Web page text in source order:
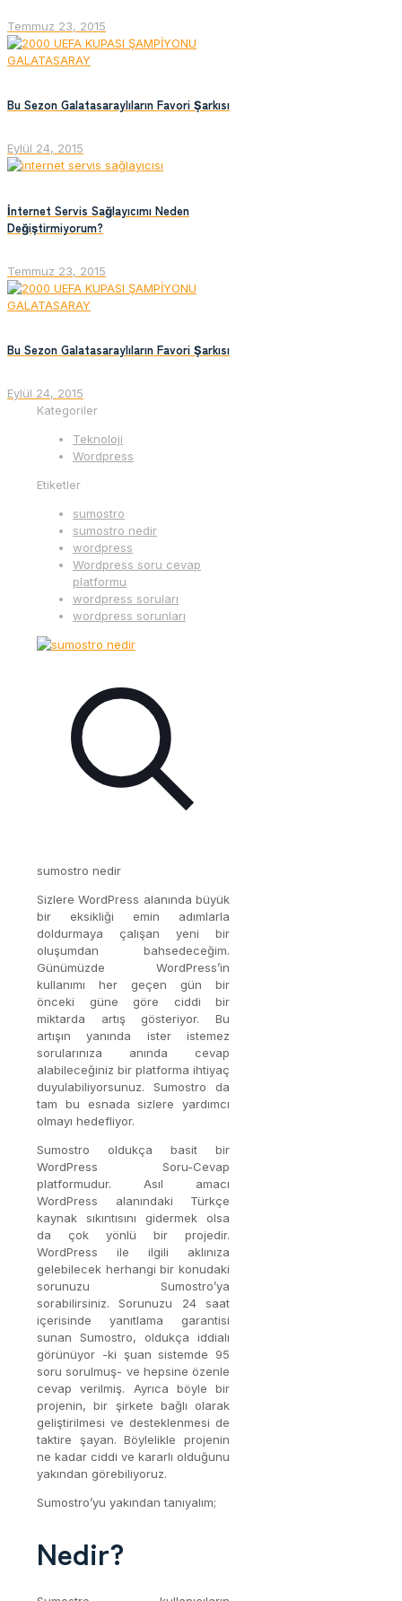
Temmuz 23, 2015
Bu Sezon Galatasaraylıların Favori Şarkısı
Eylül 24, 2015
İnternet Servis Sağlayıcımı Neden
Değiştirmiyorum?
Temmuz 23, 2015
Bu Sezon Galatasaraylıların Favori Şarkısı
Eylül 24, 2015
Kategoriler
Teknoloji
Wordpress
Etiketler
sumostro
sumostro nedir
wordpress
Wordpress soru cevap
platformu
wordpress soruları
wordpress sorunları
sumostro nedir
Sizlere WordPress alanında büyük
bir eksikliği emin adımlarla
doldurmaya çalışan yeni bir
oluşumdan bahsedeceğim.
Günümüzde WordPress’in
kullanımı her geçen gün bir
önceki güne göre ciddi bir
miktarda artış gösteriyor. Bu
artışın yanında ister istemez
sorularınıza anında cevap
alabileceğiniz bir platforma ihtiyaç
duyulabiliyorsunuz. Sumostro da
tam bu esnada sizlere yardımcı
olmayı hedefliyor.
Sumostro oldukça basit bir
WordPress Soru-Cevap
platformudur. Asıl amacı
WordPress alanındaki Türkçe
kaynak sıkıntısını gidermek olsa
da çok yönlü bir projedir.
WordPress ile ilgili aklınıza
gelebilecek herhangi bir konudaki
sorunuzu Sumostro’ya
sorabilirsiniz. Sorunuzu 24 saat
içerisinde yanıtlama garantisi
sunan Sumostro, oldukça iddialı
görünüyor -ki şuan sistemde 95
soru sorulmuş- ve hepsine özenle
cevap verilmiş. Ayrıca böyle bir
projenin, bir şirkete bağlı olarak
geliştirilmesi ve desteklenmesi de
taktire şayan. Böylelikle projenin
ne kadar ciddi ve kararlı olduğunu
yakından görebiliyoruz.
Sumostro’yu yakından tanıyalım;
Nedir?